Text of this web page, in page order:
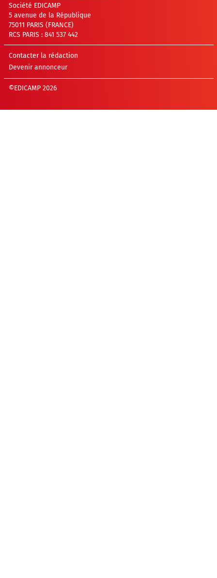
Société EDICAMP
5 avenue de la République
75011 PARIS (FRANCE)
RCS PARIS : 841 537 442
Contacter la rédaction
Devenir annonceur
©EDICAMP 2026